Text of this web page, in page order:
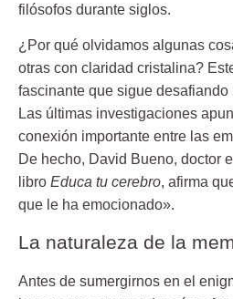
filósofos durante siglos.
¿Por qué olvidamos algunas
otras con claridad cristalina?
fascinante que sigue desafiando
Las últimas investigaciones
conexión importante entre las
De hecho, David Bueno, doctor
libro Educa tu cerebro, afirma
que le ha emocionado».
La naturaleza de la
Antes de sumergirnos en el